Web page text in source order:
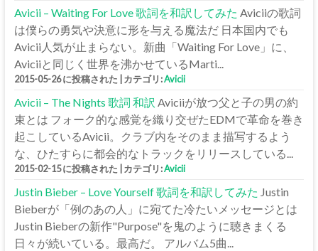
Avicii – Waiting For Love 歌詞を和訳してみた Aviciiの歌詞
は僕らの勇気や決意に形を与える魔法だ 日本国内でも
Avicii人気が止まらない。新曲「Waiting For Love」に、
Aviciiと同じく世界を沸かせているMarti...
2015-05-26 に投稿された カテゴリ:Avicii
Avicii – The Nights 歌詞 和訳 Aviciiが放つ父と子の男の約
束とは フォーク的な感覚を織り交ぜたEDMで革命を巻き
起こしているAvicii。クラブ内をそのまま描写するよう
な、ひたすらに都会的なトラックをリリースしている...
2015-02-15 に投稿された カテゴリ:Avicii
Justin Bieber – Love Yourself 歌詞を和訳してみた Justin
Bieberが「例のあの人」に宛てた冷たいメッセージとは
Justin Bieberの新作"Purpose"を鬼のように聴きまくる
日々が続いている。最高だ。 アルバム5曲...